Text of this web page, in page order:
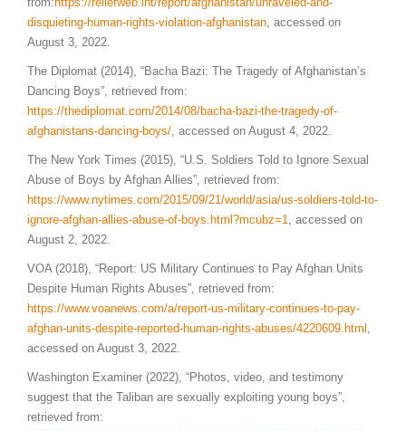
disquieting-human-rights-violation-afghanistan, accessed on
August 3, 2022.
The Diplomat (2014), “Bacha Bazi: The Tragedy of Afghanistan’s
Dancing Boys”, retrieved from:
https://thediplomat.com/2014/08/bacha-bazi-the-tragedy-of-
afghanistans-dancing-boys/, accessed on August 4, 2022.
The New York Times (2015), “U.S. Soldiers Told to Ignore Sexual
Abuse of Boys by Afghan Allies”, retrieved from:
https://www.nytimes.com/2015/09/21/world/asia/us-soldiers-told-to-
ignore-afghan-allies-abuse-of-boys.html?mcubz=1, accessed on
August 2, 2022.
VOA (2018), “Report: US Military Continues to Pay Afghan Units
Despite Human Rights Abuses”, retrieved from:
https://www.voanews.com/a/report-us-military-continues-to-pay-
afghan-units-despite-reported-human-rights-abuses/4220609.html ,
accessed on August 3, 2022.
Washington Examiner (2022), “Photos, video, and testimony
suggest that the Taliban are sexually exploiting young boys”,
retrieved from: